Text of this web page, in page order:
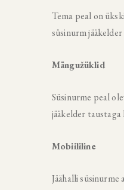
Tema peal on
süsinurm
Mängužüklid
Süsinurme peal
jääkelder taustaga
Mobiililine
Jäähalli